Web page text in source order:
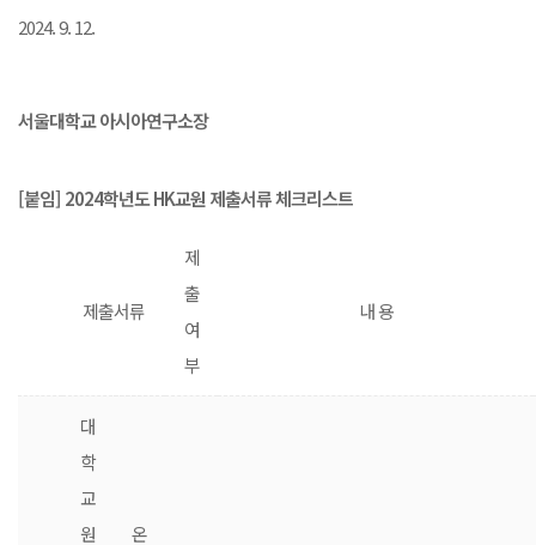
2024. 9. 12.
서울대학교 아시아연구소장
[붙임] 2024학년도HK교원 제출서류 체크리스트
제출서류
제
출
여
부
내 용
대
학
교
원
온